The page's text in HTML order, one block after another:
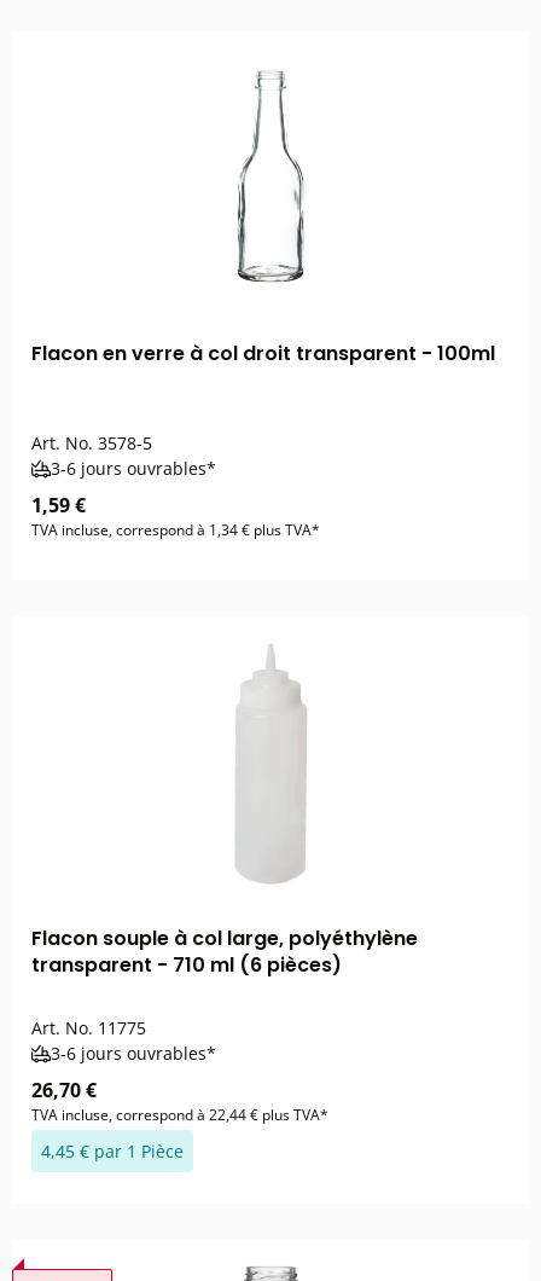
Flacon en verre à col droit transparent - 100ml
Art. No. 3578-5
3-6 jours ouvrables*
1,59 €
TVA incluse, correspond à 1,34 € plus TVA*
Flacon souple à col large, polyéthylène
transparent - 710 ml (6 pièces)
Art. No. 11775
3-6 jours ouvrables*
26,70 €
TVA incluse, correspond à 22,44 € plus TVA*
4,45 € par 1 Pièce